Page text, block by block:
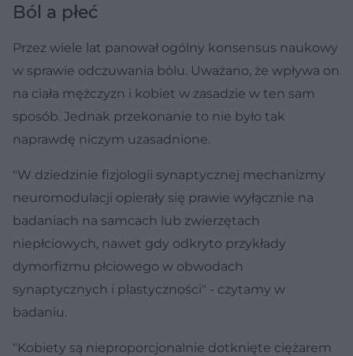
Ból a płeć
Przez wiele lat panował ogólny konsensus naukowy
w sprawie odczuwania bólu. Uważano, że wpływa on
na ciała mężczyzn i kobiet w zasadzie w ten sam
sposób. Jednak przekonanie to nie było tak
naprawdę niczym uzasadnione.
"W dziedzinie fizjologii synaptycznej mechanizmy
neuromodulacji opierały się prawie wyłącznie na
badaniach na samcach lub zwierzętach
niepłciowych, nawet gdy odkryto przykłady
dymorfizmu płciowego w obwodach
synaptycznych i plastyczności" - czytamy w
badaniu.
"Kobiety są nieproporcjonalnie dotknięte ciężarem